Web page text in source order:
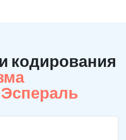
кодирования